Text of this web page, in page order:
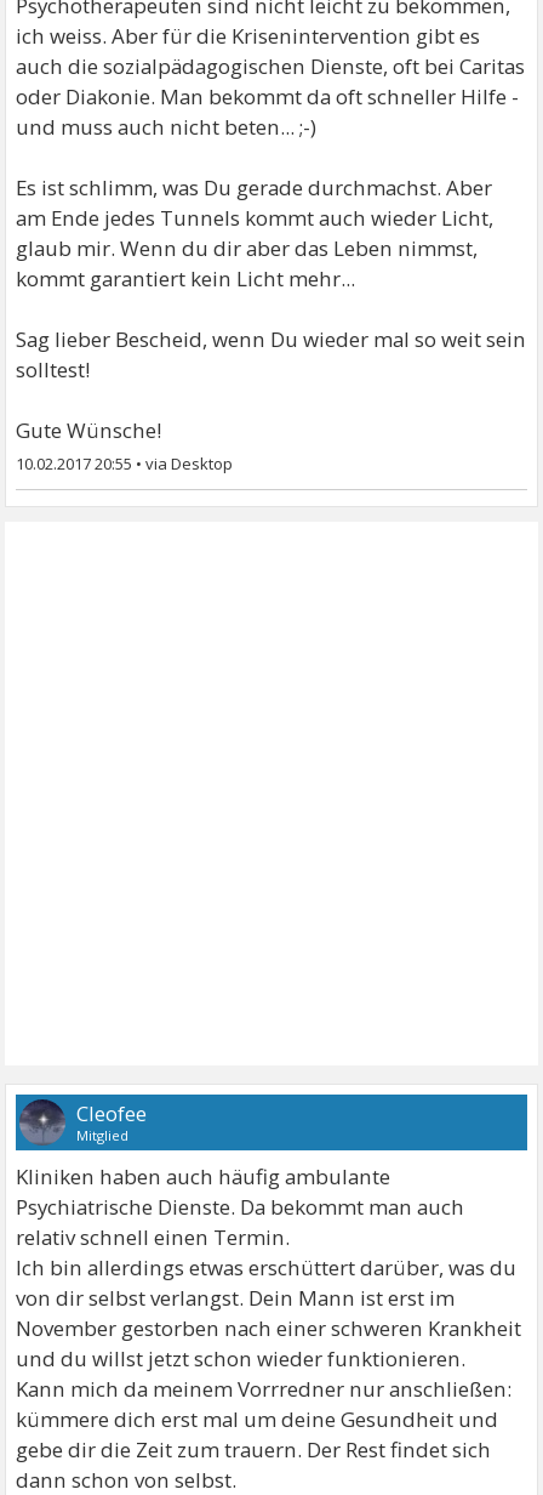
ich weiss. Aber für die Krisenintervention gibt es
auch die sozialpädagogischen Dienste, oft bei Caritas
oder Diakonie. Man bekommt da oft schneller Hilfe -
und muss auch nicht beten... ;-)
Es ist schlimm, was Du gerade durchmachst. Aber
am Ende jedes Tunnels kommt auch wieder Licht,
glaub mir. Wenn du dir aber das Leben nimmst,
kommt garantiert kein Licht mehr...
Sag lieber Bescheid, wenn Du wieder mal so weit sein
solltest!
Gute Wünsche!
10.02.2017 20:55 •
Cleofee
Mitglied
Kliniken haben auch häufig ambulante
Psychiatrische Dienste. Da bekommt man auch
relativ schnell einen Termin.
Ich bin allerdings etwas erschüttert darüber, was du
von dir selbst verlangst. Dein Mann ist erst im
November gestorben nach einer schweren Krankheit
und du willst jetzt schon wieder funktionieren.
Kann mich da meinem Vorrredner nur anschließen:
kümmere dich erst mal um deine Gesundheit und
gebe dir die Zeit zum trauern. Der Rest findet sich
dann schon von selbst.